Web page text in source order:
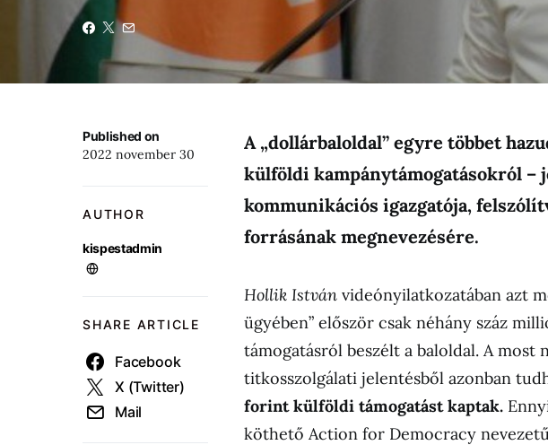
Published on
2022 november 30
AUTHOR
kispestadmin
SHARE ARTICLE
Facebook
X (Twitter)
Mail
A „dollárbaloldal” egyre többet
külföldi kampánytámogatásokról –
kommunikációs igazgatója,
forrásának megnevezésére.
Hollik István videónyilatkozatában azt
ügyében” először csak néhány száz
támogatásról beszélt a baloldal. A most
titkosszolgálati jelentésből azonban
forint külföldi támogatást kaptak.
köthető Action for Democracy